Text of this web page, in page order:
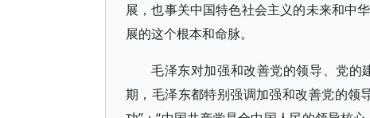
展，也事关中国特色社会主义的未来和中
展的这个根本和命脉。
毛泽东对加强和改善党的领导、党
期，毛泽东都特别强调加强和改善党的领